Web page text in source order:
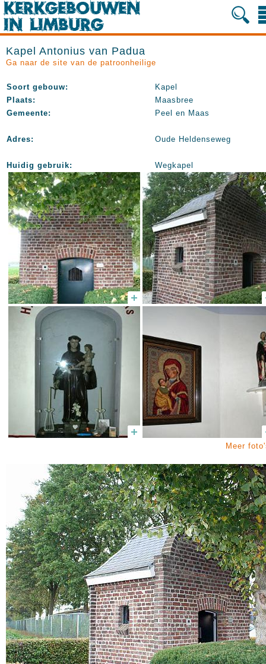
Kapel Antonius van Padua
Ga naar de site van de patroonheilige
Soort gebouw:
Kapel
Plaats:
Maasbree
Gemeente:
Peel en Maas
Adres: Oude Heldenseweg
Huidig gebruik: Wegkapel
Meer